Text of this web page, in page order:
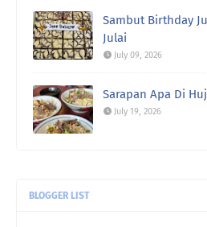
Sambut Birthday
Julai
July 09, 2026
Sarapan Apa Di
July 19, 2026
BLOGGER LIST